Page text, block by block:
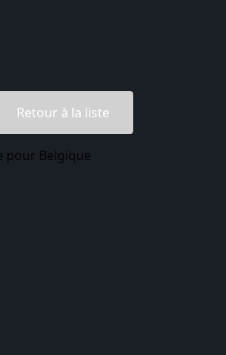
Retour à la liste